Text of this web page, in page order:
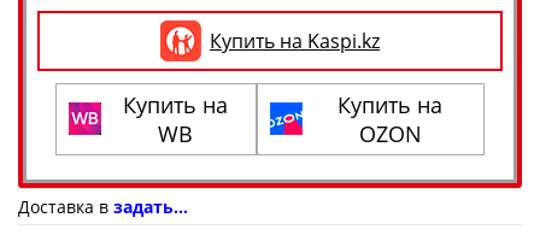
Купить на Kaspi.kz
Купить на
WB
Купить на
OZON
Доставка в задать...